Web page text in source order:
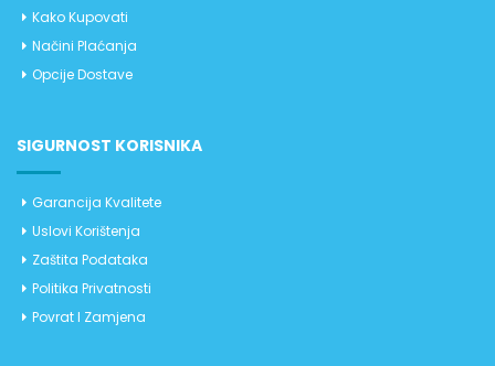
Kako Kupovati
Načini Plaćanja
Opcije Dostave
SIGURNOST KORISNIKA
Garancija Kvalitete
Uslovi Korištenja
Zaštita Podataka
Politika Privatnosti
Povrat I Zamjena